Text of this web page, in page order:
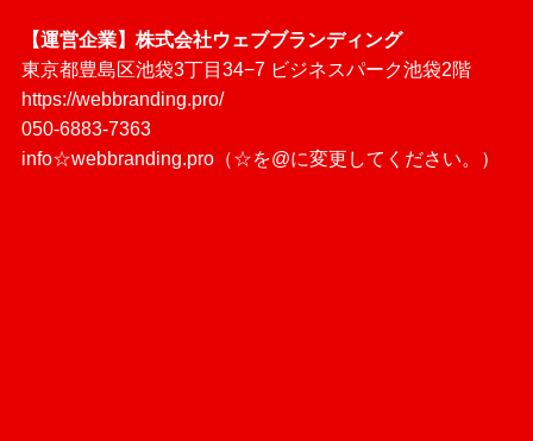
【運営企業】株式会社ウェブブランディング
東京都豊島区池袋3丁目34−7 ビジネスパーク池袋2階
https://webbranding.pro/
050-6883-7363
info☆webbranding.pro（☆を@に変更してください。）